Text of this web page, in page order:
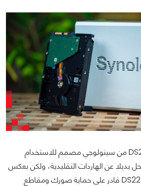
جهاز التخزين الشبكي DS220j من سينولوجي مصمم للاستخدام
بديلا عن الهاردات التقليدية، ولكن بعكس
تلك الأقراص فإن جهاز DS220j قادر على حماية صورك ومقاطع